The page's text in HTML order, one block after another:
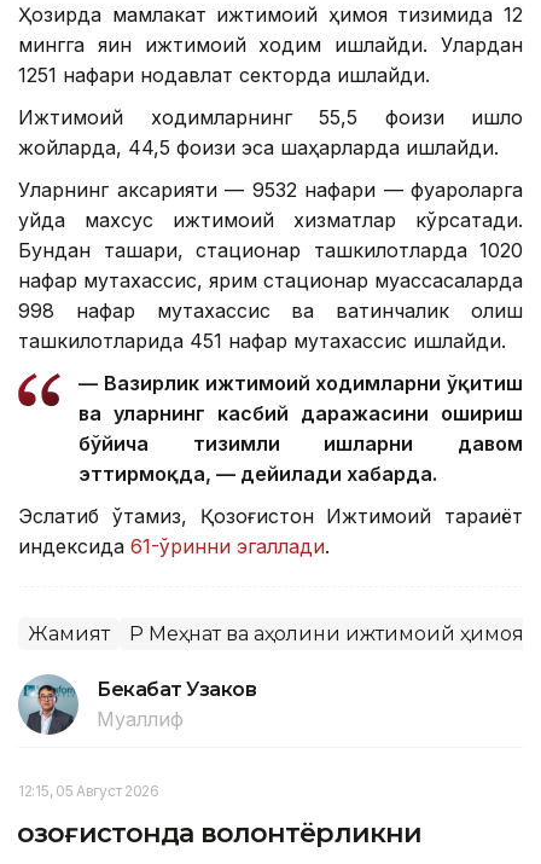
Ҳозирда мамлакат ижтимоий ҳимоя тизимида 12
мингга яқин ижтимоий ходим ишлайди. Улардан
1251 нафари нодавлат секторда ишлайди.
Ижтимоий ходимларнинг 55,5 фоизи қишлоқ
жойларда, 44,5 фоизи эса шаҳарларда ишлайди.
Уларнинг аксарияти — 9532 нафари — фуқароларга
уйда махсус ижтимоий хизматлар кўрсатади.
Бундан ташқари, стационар ташкилотларда 1020
нафар мутахассис, ярим стационар муассасаларда
998 нафар мутахассис ва вақтинчалик қолиш
ташкилотларида 451 нафар мутахассис ишлайди.
— Вазирлик ижтимоий ходимларни ўқитиш
ва уларнинг касбий даражасини ошириш
бўйича тизимли ишларни давом
эттирмоқда, — дейилади хабарда.
Эслатиб ўтамиз, Қозоғистон Ижтимоий тараққиёт
индексида 61-ўринни эгаллади.
Жамият ҚР Меҳнат ва аҳолини ижтимоий ҳимоя
Бекабат Узаков
Муаллиф
12:15, 05 Август 2026
Қозоғистонда волонтёрликни